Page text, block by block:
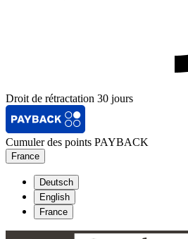
Droit de rétractation 30 jours
Cumuler des points PAYBACK
France
Deutsch
English
France